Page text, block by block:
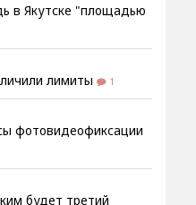
в Якутске "площадью
лимиты 1
фотовидеофиксации
будет третий